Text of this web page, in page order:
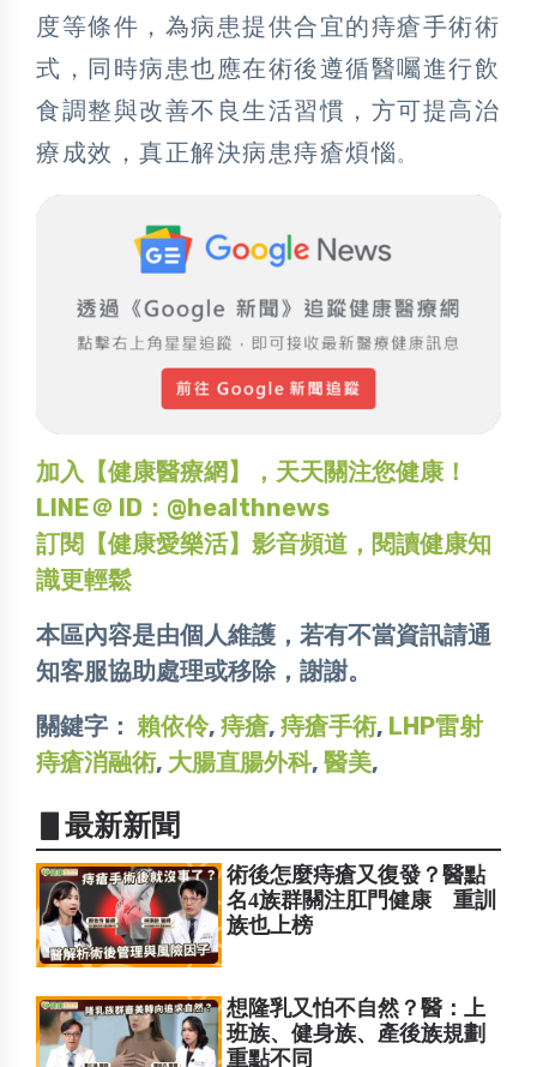
度等條件，為病患提供合宜的痔瘡手術術
式，同時病患也應在術後遵循醫囑進行飲
食調整與改善不良生活習慣，方可提高治
療成效，真正解決病患痔瘡煩惱 。
加入【健康醫療網】，天天關注您健康！
LINE＠ ID：@healthnews
訂閱【健康愛樂活】影音頻道，閱讀健康知
識更輕鬆
本區內容是由個人維護，若有不當資訊請通
知客服協助處理或移除，謝謝。
關鍵字： 賴依伶, 痔瘡, 痔瘡手術, LHP雷射
痔瘡消融術, 大腸直腸外科, 醫美,
▋最新新聞
術後怎麼痔瘡又復發？醫點
名4族群關注肛門健康 重訓
族也上榜
想隆乳又怕不自然？醫：上
班族、健身族、產後族規劃
重點不同